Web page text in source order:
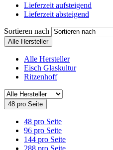
Lieferzeit aufsteigend
Lieferzeit absteigend
Sortieren nach
Alle Hersteller
Alle Hersteller
Eisch Glaskultur
Ritzenhoff
48 pro Seite
48 pro Seite
96 pro Seite
144 pro Seite
288 pro Seite